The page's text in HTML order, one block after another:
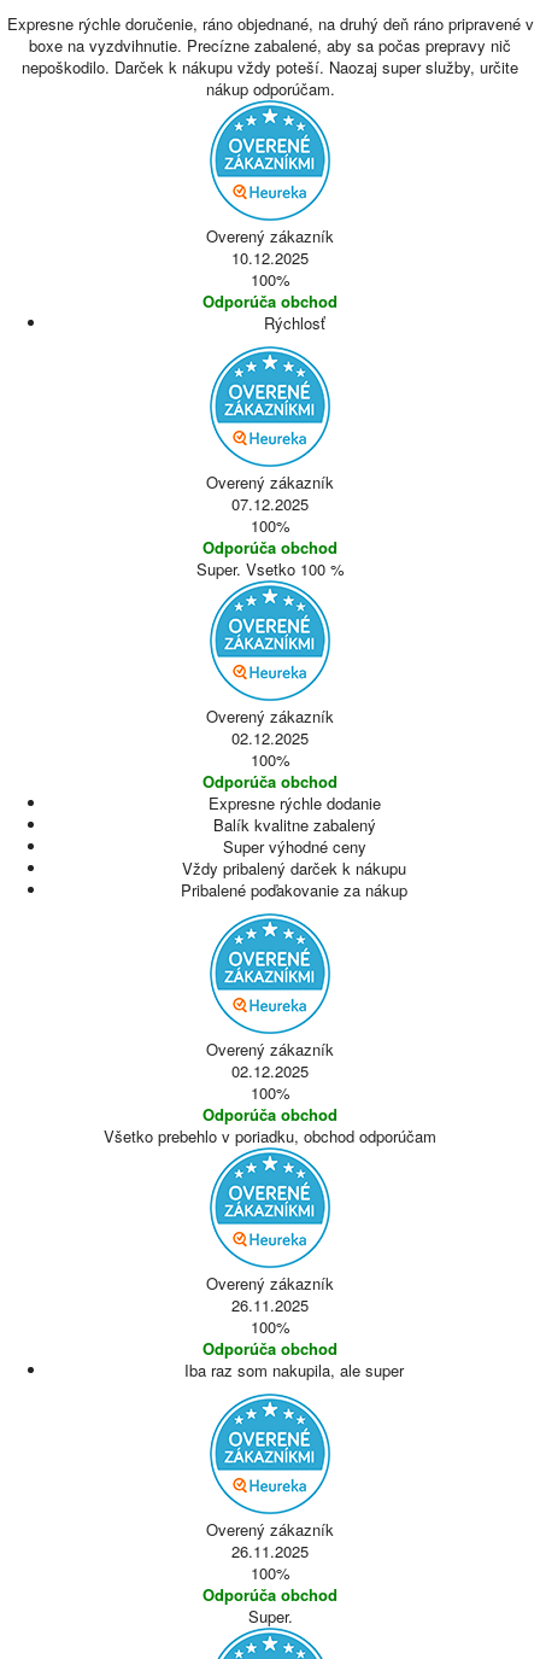
Expresne rýchle doručenie, ráno objednané, na druhý deň ráno pripravené v
boxe na vyzdvihnutie. Precízne zabalené, aby sa počas prepravy nič
nepoškodilo. Darček k nákupu vždy poteší. Naozaj super služby, určite
nákup odporúčam.
Overený zákazník
10.12.2025
100%
Odporúča obchod
Rýchlosť
Overený zákazník
07.12.2025
100%
Odporúča obchod
Super. Vsetko 100 %
Overený zákazník
02.12.2025
100%
Odporúča obchod
Expresne rýchle dodanie
Balík kvalitne zabalený
Super výhodné ceny
Vždy pribalený darček k nákupu
Pribalené poďakovanie za nákup
Overený zákazník
02.12.2025
100%
Odporúča obchod
Všetko prebehlo v poriadku, obchod odporúčam
Overený zákazník
26.11.2025
100%
Odporúča obchod
Iba raz som nakupila, ale super
Overený zákazník
26.11.2025
100%
Odporúča obchod
Super.